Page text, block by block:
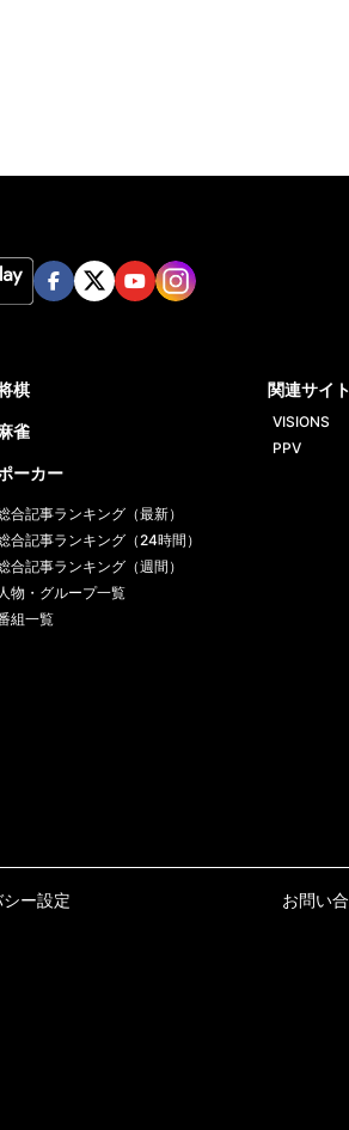
棋
雀
ーカー
合記事ランキング（最新）
合記事ランキング（24時間）
合記事ランキング（週間）
人物・グループ一覧
組一覧
関連サイト
VISIONS
PPV
ー設定 お問い